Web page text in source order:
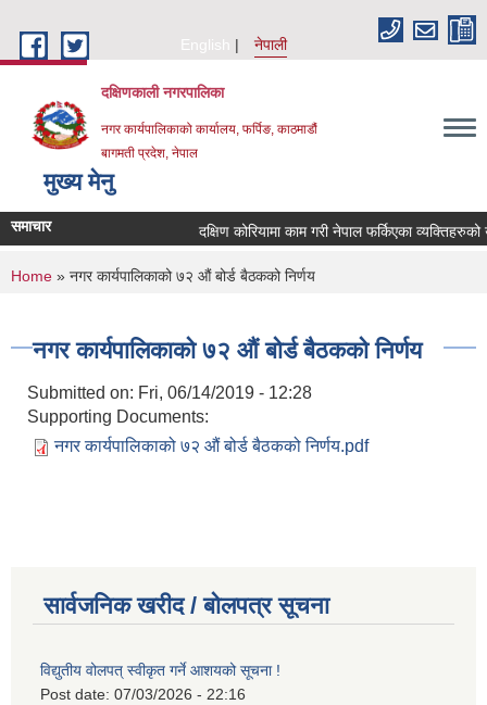
English
नेपाली
दक्षिणकाली नगरपालिका
नगर कार्यपालिकाको कार्यालय, फर्पिङ, काठमाडौं
बागमती प्रदेश, नेपाल
मुख्य मेनु
समाचार दक्षिण कोरियामा काम गरी नेपाल फर्किएका
You are here
Home » नगर कार्यपालिकाको ७२ औं बोर्ड बैठकको निर्णय
नगर कार्यपालिकाको ७२ औं बोर्ड बैठकको निर्णय
Submitted on: Fri, 06/14/2019 - 12:28
Supporting Documents:
नगर कार्यपालिकाको ७२ औं बोर्ड बैठकको निर्णय.pdf
सार्वजनिक खरीद / बोलपत्र सूचना
विद्युतीय वोलपत् स्वीकृत गर्ने आशयको सूचना !
Post date: 07/03/2026 - 22:16